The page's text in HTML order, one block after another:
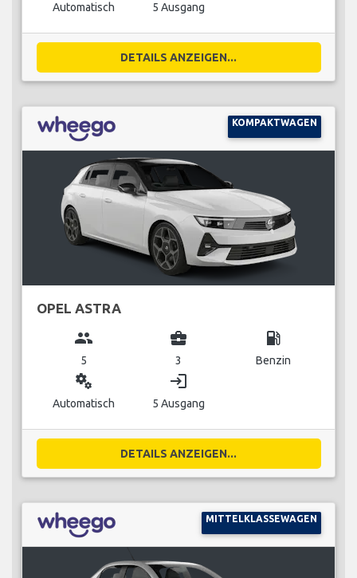
Automatisch 5 Ausgang
DETAILS ANZEIGEN...
KOMPAKTWAGEN
OPEL ASTRA
group
5
business_center
3
local_gas_station
Benzin
miscellaneous_services
Automatisch
login
5 Ausgang
DETAILS ANZEIGEN...
MITTELKLASSEWAGEN